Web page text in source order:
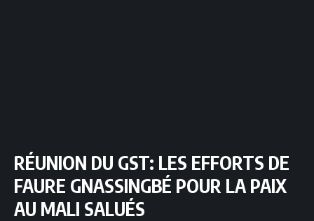
RÉUNION DU GST: LES EFFORTS DE
FAURE GNASSINGBÉ POUR LA PAIX
AU MALI SALUÉS